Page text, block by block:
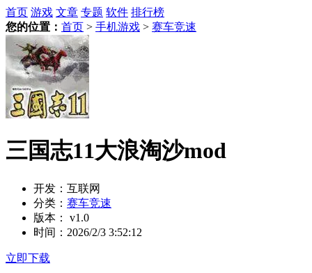
首页 游戏 文章 专题 软件 排行榜
您的位置： 首页 > 手机游戏 > 赛车竞速
三国志11大浪淘沙mod
开发： 互联网
分类： 赛车竞速
版本：
v1.0
时间： 2026/2/3 3:52:12
立即下载